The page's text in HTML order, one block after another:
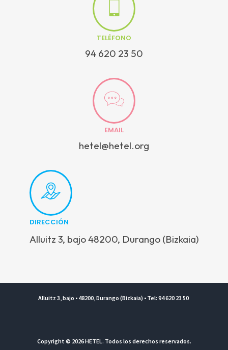
TELÉFONO
94 620 23 50
EMAIL
hetel@hetel.org
DIRECCIÓN
Alluitz 3, bajo 48200, Durango (Bizkaia)
Alluitz 3, bajo • 48200, Durango (Bizkaia) • Tel: 94 620 23 50
Copyright © 2026 HETEL. Todos los derechos reservados.